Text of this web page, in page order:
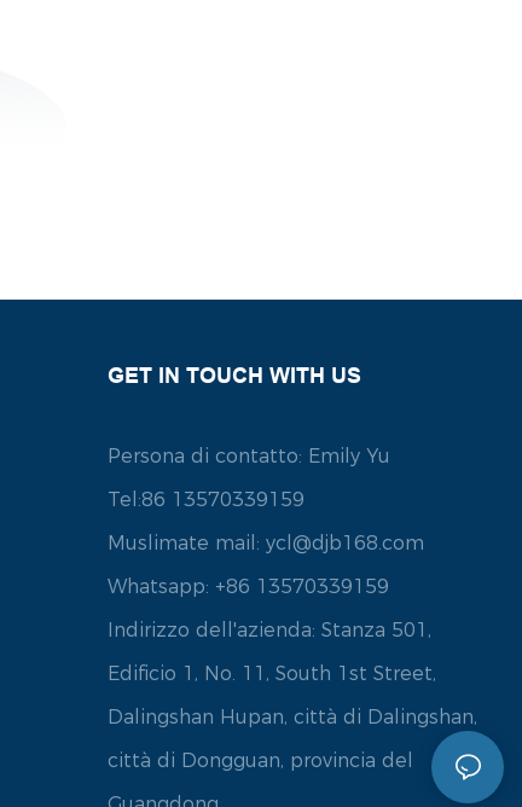
GET IN TOUCH WITH US
Persona di contatto: Emily Yu
Tel:86 13570339159
Muslimate mail: ycl@djb168.com
Whatsapp: +86 13570339159
Indirizzo dell'azienda: Stanza 501,
Edificio 1, No. 11, South 1st Street,
Dalingshan Hupan, città di Dalingshan,
città di Dongguan, provincia del